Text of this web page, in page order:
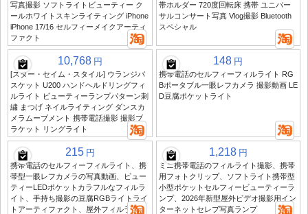
写真撮影 ソフトライトビューティー ク
ールホワイトスキンライティング iPhone
iPhone 17/16 セルフィーメイクアーティ
ファクト
帯ホルダー 720度回転床 携帯 ユニバー
サルコンサート写真 Vlog撮影 Bluetooth
スペシャル
10,768 円
[スター・セイム・スタイル] ウランジバ
スケット U200 ハンドヘルドリングフィ
ルライト ビューティーランプパターン刺
繍 まつげ ネイルライティング ダンスカ
メラムーブメント 携帯電話撮影 撮影ブ
ラケット リングライト
148 円
携帯電話のセルフィーフィルライト RG
Bポータブル一眼レフカメラ 撮影動画 LE
D豆腐ポケットライト
215 円
携帯電話のセルフィーフィルライト、携
帯型一眼レフカメラの写真動画、ビュー
ティーLEDポケットカラフルなフィルラ
イト、手持ち撮影の豆腐RGBライトライ
トアーティファクト、屋外フィルライト
1,218 円
ミニ携帯電話のフィルライト撮影、携帯
用フォトクリップ、ソフトライト携帯型
小型ポケットセルフィービューティーラ
ンプ、2026年新型屋外ビデオ撮影用イン
ターネットセレブ写真ランプ